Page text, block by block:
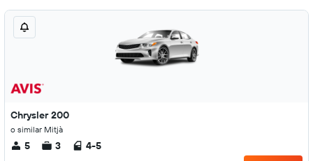
Chrysler 200
o similar Mitjà
5 3 4-5